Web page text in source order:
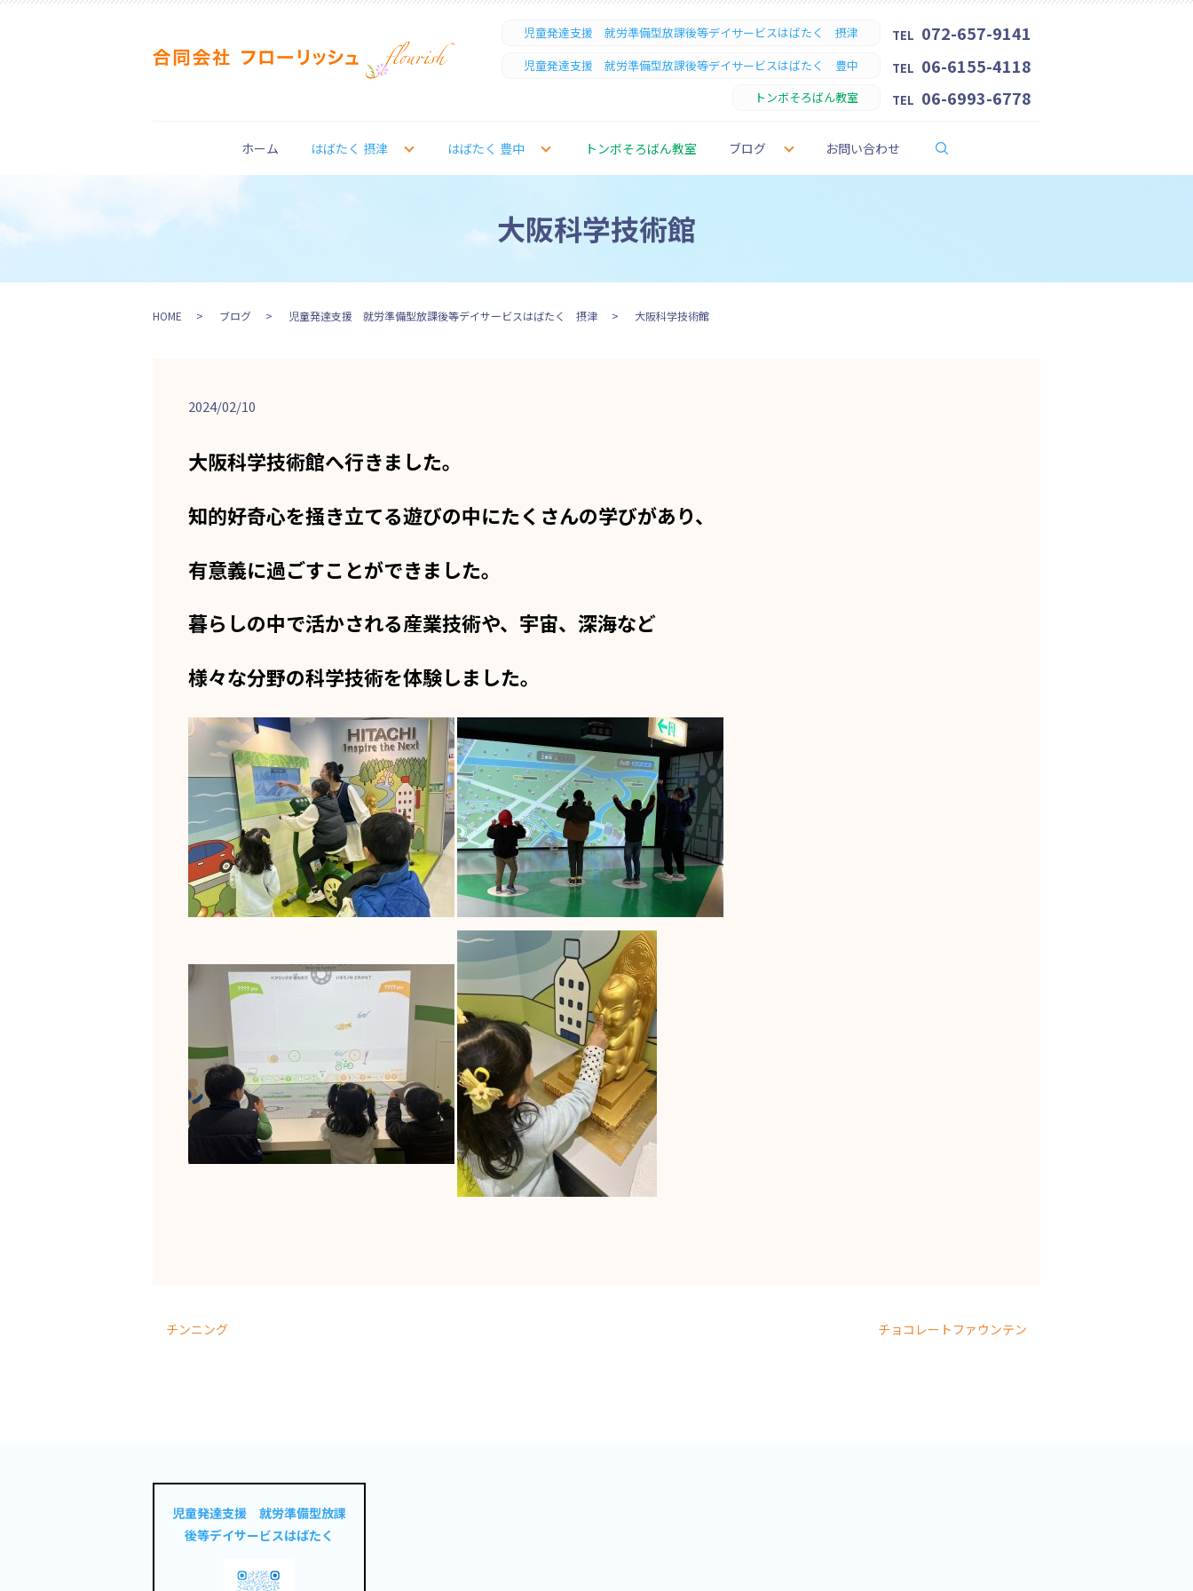
児童発達支援 就労準備型放課後等デイサービスはばたく 摂津 TEL 072-657-9141
児童発達支援 就労準備型放課後等デイサービスはばたく 豊中 TEL 06-6155-4118
トンボそろばん教室 TEL 06-6993-6778
ホーム はばたく 摂津 はばたく 豊中 トンボそろばん教室 ブログ お問い合わせ
大阪科学技術館
HOME ブログ 児童発達支援 就労準備型放課後等デイサービスはばたく 摂津 大阪科学技術館
2024/02/10
大阪科学技術館へ行きました。
知的好奇心を掻き立てる遊びの中にたくさんの学びがあり、
有意義に過ごすことができました。
暮らしの中で活かされる産業技術や、宇宙、深海など
様々な分野の科学技術を体験しました。
チンニング チョコレートファウンテン
児童発達支援 就労準備型放課
後等デイサービスはばたく